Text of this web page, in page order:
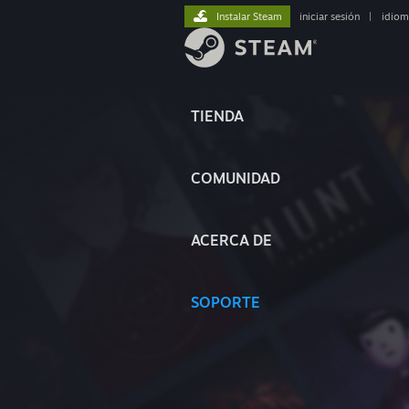
TIENDA
COMUNIDAD
ACERCA DE
SOPORTE
Instalar Steam iniciar sesión